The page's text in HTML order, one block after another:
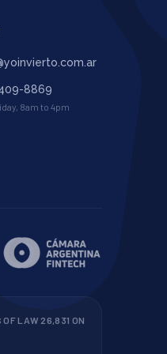
8869
8am to 4pm
LAW 26,831 ON